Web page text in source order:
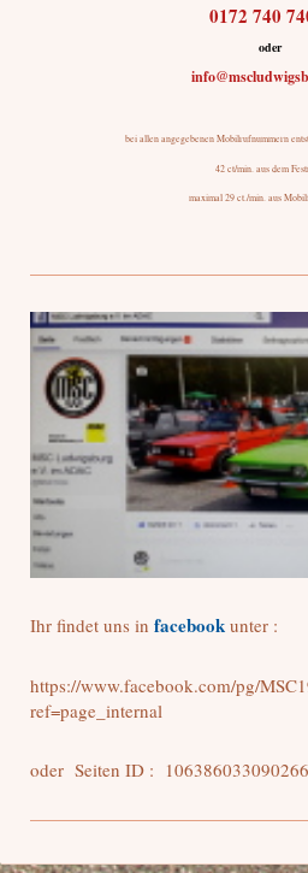
0172 740
oder
bei allen angegebenen Mobilrufnummern
42 ct/min. aus dem
maximal 29 ct./min. aus
Ihr findet uns in facebook unter :
https://www.facebook.com/pg/
ref=page_internal
oder Seiten ID : 106386033090266